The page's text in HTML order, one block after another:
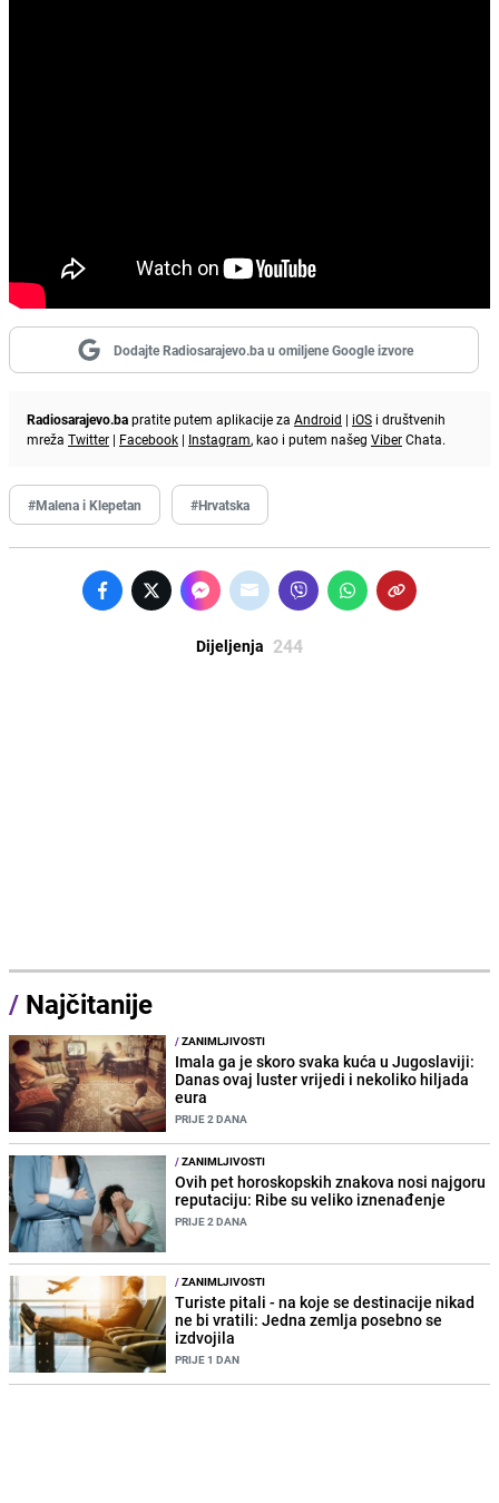
Dodajte Radiosarajevo.ba u omiljene Google izvore
Radiosarajevo.bapratite putem aplikacije za Android | iOS i društvenih
mreža Twitter | Facebook | Instagram, kao i putem našeg ViberChata.
#Malena i Klepetan #Hrvatska
Dijeljenja 244
/ Najčitanije
/ZANIMLJIVOSTI
Imala ga je skoro svaka kuća u Jugoslaviji:
Danas ovaj luster vrijedi i nekoliko hiljada
eura
PRIJE 2 DANA
/ZANIMLJIVOSTI
Ovih pet horoskopskih znakova nosi najgoru
reputaciju: Ribe su veliko iznenađenje
PRIJE 2 DANA
/ZANIMLJIVOSTI
Turiste pitali - na koje se destinacije nikad
ne bi vratili: Jedna zemlja posebno se
izdvojila
PRIJE 1 DAN